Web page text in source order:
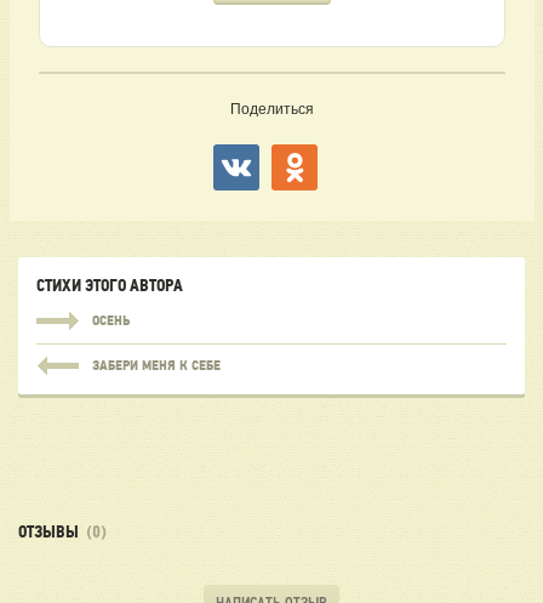
Поделиться
СТИХИ ЭТОГО АВТОРА
ОСЕНЬ
ЗАБЕРИ МЕНЯ К СЕБЕ
ОТЗЫВЫ (0)